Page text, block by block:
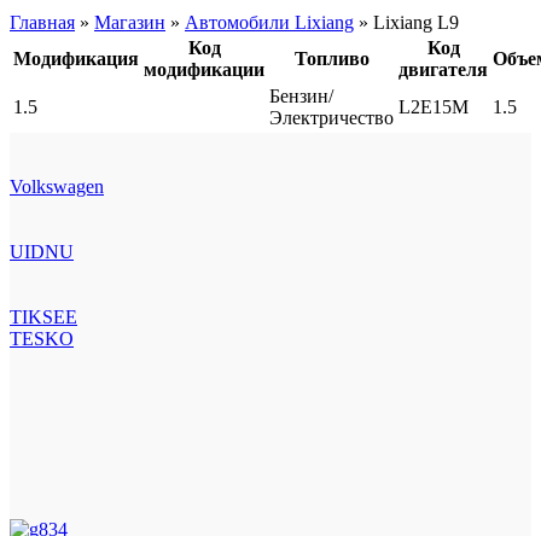
Главная » Магазин » Автомобили Lixiang » Lixiang L9
Модификация
Код
модификации
Топливо
Код
двигателя
1.5
Бензин/
Электричество
L2E15M 1.5
Volkswagen
UIDNU
TIKSEE
TESKO